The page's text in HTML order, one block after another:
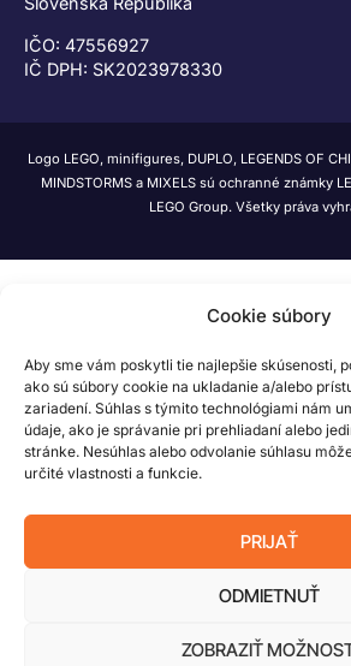
Cookie súbory
Aby sme vám poskytli tie najlepšie skúsenosti,
ako sú súbory cookie na ukladanie a/alebo
zariadení. Súhlas s týmito technológiami nám
údaje, ako je správanie pri prehliadaní alebo
stránke. Nesúhlas alebo odvolanie súhlasu
určité vlastnosti a funkcie.
PRIJAŤ
ODMIETNUŤ
ZOBRAZIŤ
IČO: 47556927
IČ DPH: SK2023978330
Logo LEGO, minifigures, DUPLO, LEGENDS OF
MINDSTORMS a MIXELS sú ochranné známky
LEGO Group. Všetky práva